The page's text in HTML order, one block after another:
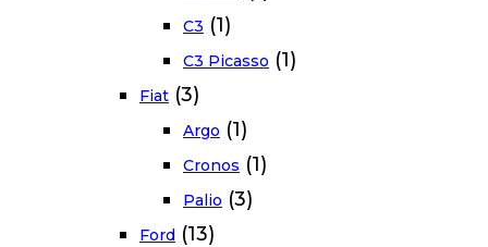
C3 (1)
C3 Picasso (1)
Fiat (3)
Argo (1)
Cronos (1)
Palio (3)
Ford (13)